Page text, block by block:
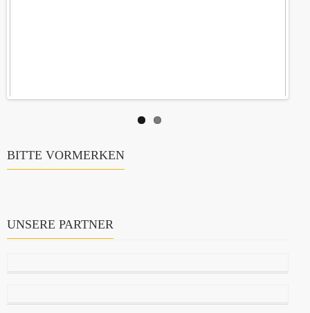
BITTE VORMERKEN
UNSERE PARTNER